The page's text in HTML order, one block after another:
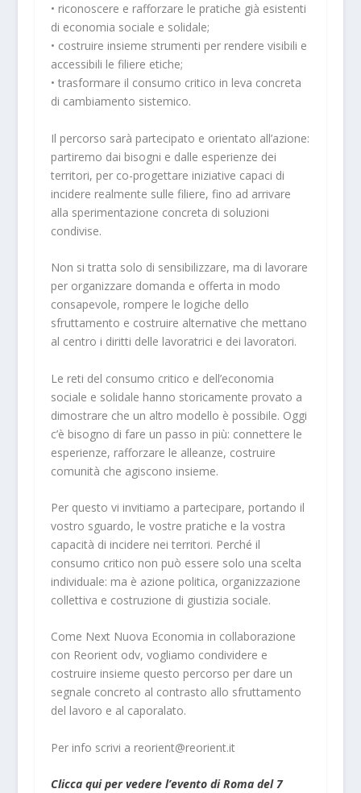
• riconoscere e rafforzare le pratiche già esistenti
di economia sociale e solidale;
• costruire insieme strumenti per rendere visibili e
accessibili le filiere etiche;
• trasformare il consumo critico in leva concreta
di cambiamento sistemico.
Il percorso sarà partecipato e orientato all’azione:
partiremo dai bisogni e dalle esperienze dei
territori, per co-progettare iniziative capaci di
incidere realmente sulle filiere, fino ad arrivare
alla sperimentazione concreta di soluzioni
condivise.
Non si tratta solo di sensibilizzare, ma di lavorare
per organizzare domanda e offerta in modo
consapevole, rompere le logiche dello
sfruttamento e costruire alternative che mettano
al centro i diritti delle lavoratrici e dei lavoratori.
Le reti del consumo critico e dell’economia
sociale e solidale hanno storicamente provato a
dimostrare che un altro modello è possibile. Oggi
c’è bisogno di fare un passo in più: connettere le
esperienze, rafforzare le alleanze, costruire
comunità che agiscono insieme.
Per questo vi invitiamo a partecipare, portando il
vostro sguardo, le vostre pratiche e la vostra
capacità di incidere nei territori. Perché il
consumo critico non può essere solo una scelta
individuale: ma è azione politica, organizzazione
collettiva e costruzione di giustizia sociale.
Come Next Nuova Economia in collaborazione
con Reorient odv, vogliamo condividere e
costruire insieme questo percorso per dare un
segnale concreto al contrasto allo sfruttamento
del lavoro e al caporalato.
Per info scrivi a reorient@reorient.it
Clicca qui per vedere l’evento di Roma del 7